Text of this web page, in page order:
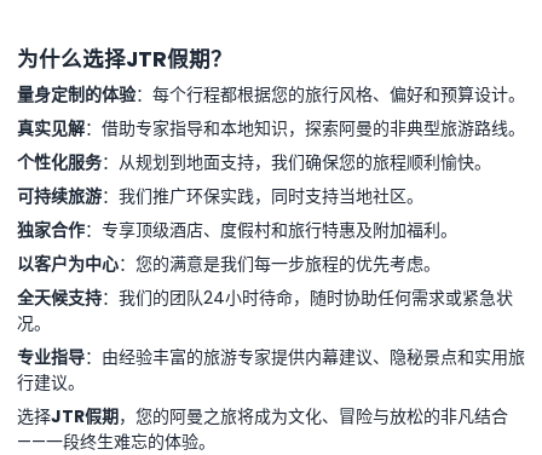
为什么选择JTR假期？
量身定制的体验：每个行程都根据您的旅行风格、偏好和预算设计。
真实见解：借助专家指导和本地知识，探索阿曼的非典型旅游路线。
个性化服务：从规划到地面支持，我们确保您的旅程顺利愉快。
可持续旅游：我们推广环保实践，同时支持当地社区。
独家合作：专享顶级酒店、度假村和旅行特惠及附加福利。
以客户为中心：您的满意是我们每一步旅程的优先考虑。
全天候支持：我们的团队24小时待命，随时协助任何需求或紧急状
况。
专业指导：由经验丰富的旅游专家提供内幕建议、隐秘景点和实用旅
行建议。
选择JTR假期，您的阿曼之旅将成为文化、冒险与放松的非凡结合
——一段终生难忘的体验。